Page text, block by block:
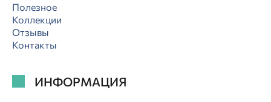
Полезное
Коллекции
Отзывы
Контакты
ИНФОРМАЦИЯ